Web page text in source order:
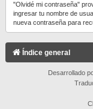
"Olvidé mi contraseña"
ingresar tu nombre de
nueva contraseña para
Índice general
Desarrollado